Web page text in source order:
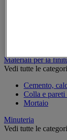
Marcatura
Marcatura
Nastro
Segnaletica
Materiali per la
Vedi tutte le
Cemento,
Colla e
Mortaio
Minuteria
Vedi tutte le